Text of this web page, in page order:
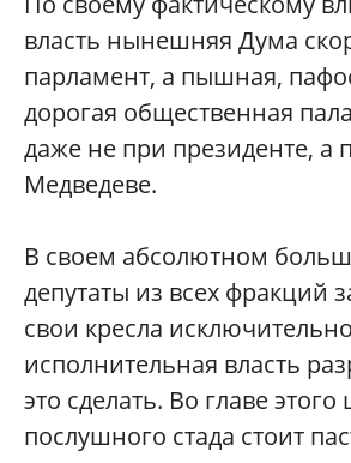
власть нынешняя Дума
парламент, а пышная,
дорогая общественная
даже не при президенте, а
Медведеве.
В своем абсолютном
депутаты из всех фракций
свои кресла
исполнительная власть
это сделать. Во главе
послушного стада стоит